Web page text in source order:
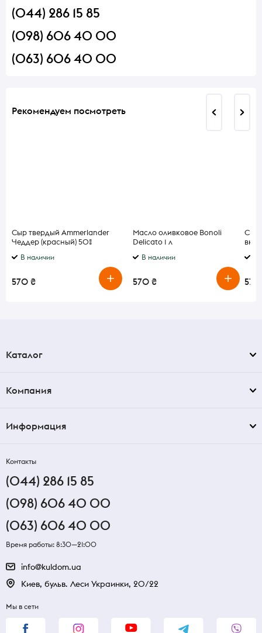
(044) 286 15 85
(098) 606 40 00
(063) 606 40 00
Рекомендуем посмотреть
Сыр твердый Ammerlander
Чеддер (красный) 50%
В наличии
570 ₴
Масло оливковое Bonoli
Delicato 1 л
В наличии
570 ₴
Каталог
Компания
Информация
Контакты
(044) 286 15 85
(098) 606 40 00
(063) 606 40 00
Время работы: 8:30—21:00
info@kuldom.ua
Киев, бульв. Леси Украинки, 20/22
Мы в сети